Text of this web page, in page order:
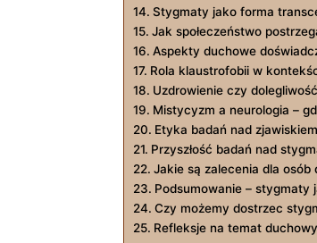
Stygmaty jako forma
Jak społeczeństwo⁣
Aspekty duchowe
Rola‍ klaustrofobii w
Uzdrowienie czy
Mistycyzm a neurologia –
Etyka badań nad
Przyszłość badań nad
Jakie są zalecenia dla
Podsumowanie – stygmaty
Czy możemy dostrzec⁣
Refleksje na temat